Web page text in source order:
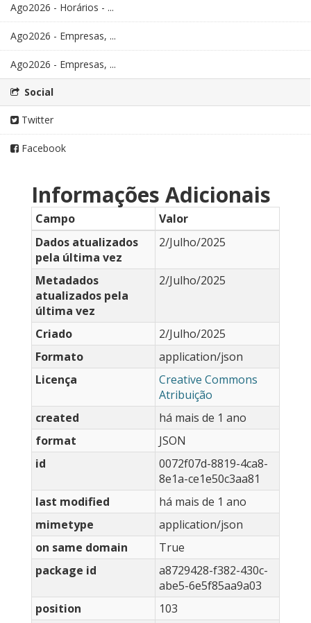
Ago2026 - Horários - ...
Ago2026 - Empresas, ...
Ago2026 - Empresas, ...
Social
Twitter
Facebook
Informações Adicionais
Campo
Valor
Dados atualizados
pela última vez
2/Julho/2025
Metadados
atualizados pela
última vez
2/Julho/2025
Criado
2/Julho/2025
Formato
application/json
Licença
Creative Commons
Atribuição
created
há mais de 1 ano
format
JSON
id
0072f07d-8819-4ca8-
8e1a-ce1e50c3aa81
last modified
há mais de 1 ano
mimetype
application/json
on same domain
True
package id
a8729428-f382-430c-
abe5-6e5f85aa9a03
position
103